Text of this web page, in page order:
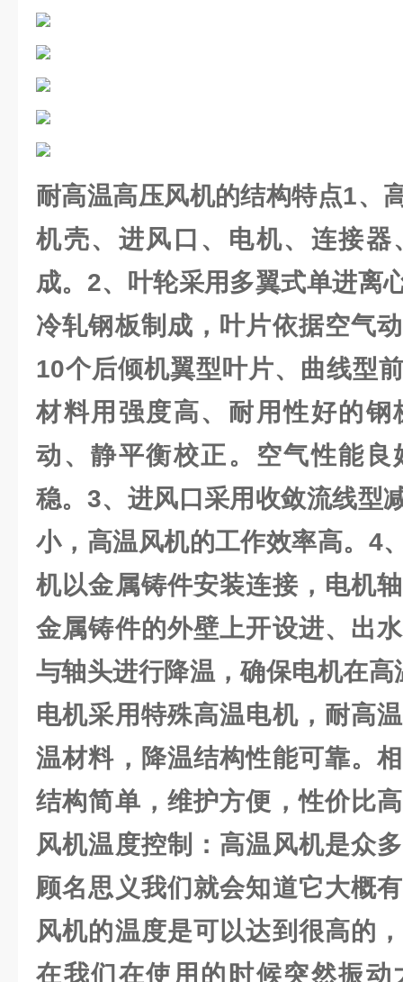
耐高温高压风机的结构特点1、
机壳、进风口、电机、连接器
成。2、叶轮采用多翼式单进离
冷轧钢板制成，叶片依据空气
10个后倾机翼型叶片、曲线型
材料用强度高、耐用性好的钢
动、静平衡校正。空气性能良
稳。3、进风口采用收敛流线型
小，高温风机的工作效率高。4
机以金属铸件安装连接，电机
金属铸件的外壁上开设进、出
与轴头进行降温，确保电机在
电机采用特殊高温电机，耐高
温材料，降温结构性能可靠。
结构简单，维护方便，性价比
风机温度控制：高温风机是众
顾名思义我们就会知道它大概
风机的温度是可以达到很高的
在我们在使用的时候突然振动